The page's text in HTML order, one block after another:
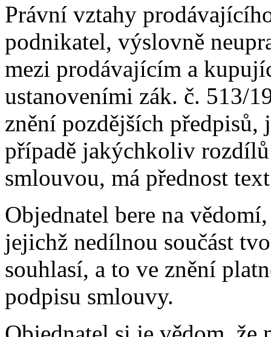
Právní vztahy
podnikatel, výslovně
mezi prodávajícím a
ustanoveními zák. č. 513/
znění pozdějších
případě jakýchkoliv
smlouvou, má přednost
Objednatel bere na
jejichž nedílnou součást
souhlasí, a to ve znění
podpisu smlouvy.